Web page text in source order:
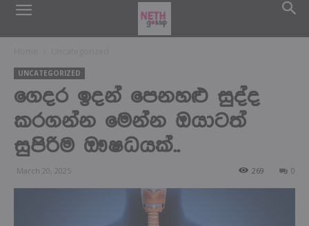
UNCATEGORIZED
ගෙදර ඉදන් පෙනහළු සුද්ද
කරගන්න මෙන්න ඔයාටත්
සුපිරිම ඖෂධයක්..
March 20, 2025 0
269